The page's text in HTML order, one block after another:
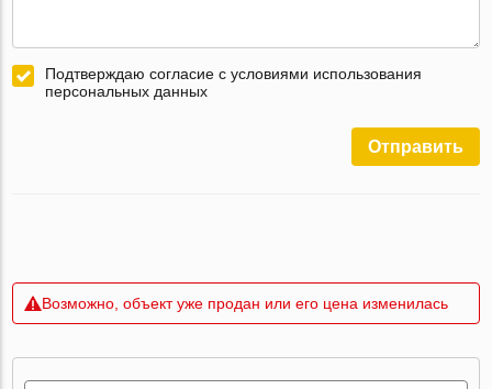
Подтверждаю согласие с условиями использования
персональных данных
Отправить
Возможно, объект уже продан или его цена изменилась